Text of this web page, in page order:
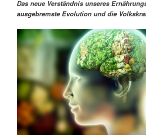
r
n
I
n
d
r
e
n
n
a
i
g
i
o
n
Das neue Verständnis unseres
ausgebremste Evolution und die